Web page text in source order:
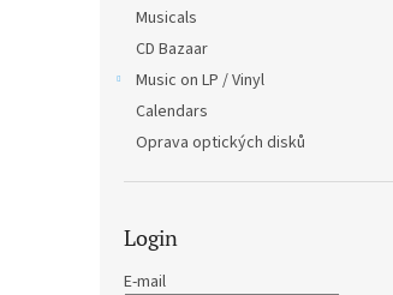
Musicals
CD Bazaar
Music on LP / Vinyl
Calendars
Oprava optických disků
Login
E-mail